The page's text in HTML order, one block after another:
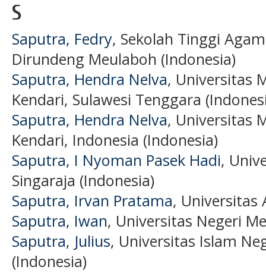
S
Saputra, Fedry, Sekolah Tinggi
Dirundeng Meulaboh (Indonesia)
Saputra, Hendra Nelva, Universitas
Kendari, Sulawesi Tenggara
Saputra, Hendra Nelva, Universitas
Kendari, Indonesia (Indonesia)
Saputra, I Nyoman Pasek Hadi,
Singaraja (Indonesia)
Saputra, Irvan Pratama, Universitas
Saputra, Iwan, Universitas Negeri
Saputra, Julius, Universitas Islam
(Indonesia)